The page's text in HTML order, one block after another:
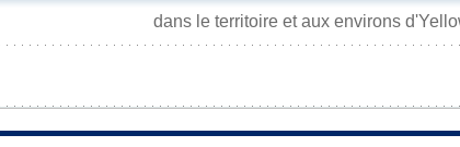
dans le territoire et aux environs